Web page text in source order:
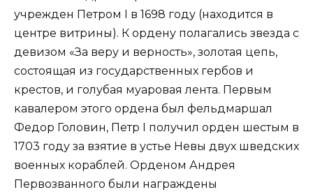
учрежден Петром I в 1698 году (находится в
центре витрины). К ордену полагались звезда с
девизом «За веру и верность», золотая цепь,
состоящая из государственных гербов и
крестов, и голубая муаровая лента. Первым
кавалером этого ордена был фельдмаршал
Федор Головин, Петр I получил орден шестым в
1703 году за взятие в устье Невы двух шведских
военных кораблей. Орденом Андрея
Первозванного были награждены